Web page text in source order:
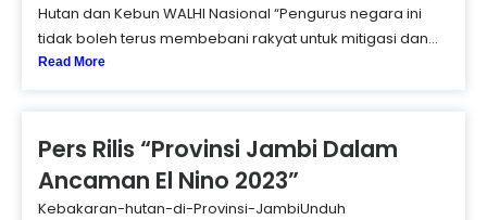
Hutan dan Kebun WALHI Nasional “Pengurus negara ini
tidak boleh terus membebani rakyat untuk mitigasi dan...
Read More
Pers Rilis “Provinsi Jambi Dalam
Ancaman El Nino 2023”
Kebakaran-hutan-di-Provinsi-JambiUnduh